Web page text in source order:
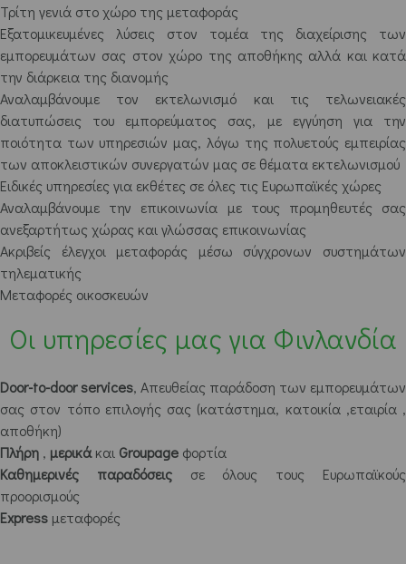
Τρίτη γενιά στο χώρο της μεταφοράς
Εξατομικευμένες λύσεις στον τομέα της διαχείρισης των
εμπορευμάτων σας στον χώρο της αποθήκης αλλά και κατά
την διάρκεια της διανομής
Αναλαμβάνουμε τον εκτελωνισμό και τις τελωνειακές
διατυπώσεις του εμπορεύματος σας, με εγγύηση για την
ποιότητα των υπηρεσιών μας, λόγω της πολυετούς εμπειρίας
των αποκλειστικών συνεργατών μας σε θέματα εκτελωνισμού
Ειδικές υπηρεσίες για εκθέτες σε όλες τις Ευρωπαϊκές χώρες
Αναλαμβάνουμε την επικοινωνία με τους προμηθευτές σας
ανεξαρτήτως χώρας και γλώσσας επικοινωνίας
Ακριβείς έλεγχοι μεταφοράς μέσω σύγχρονων συστημάτων
τηλεματικής
Μεταφορές οικοσκευών
Οι υπηρεσίες μας για Φινλανδία
Door-to-door services, Απευθείας παράδοση των εμπορευμάτων
σας στον τόπο επιλογής σας (κατάστημα, κατοικία ,εταιρία ,
αποθήκη)
Πλήρη , μερικάκαι Groupage φορτία
Καθημερινές παραδόσειςσε όλους τους Ευρωπαϊκούς
προορισμούς
Express μεταφορές